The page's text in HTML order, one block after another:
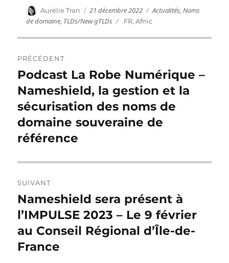
Auteur
Aurélie Tran Publié
le
21 décembre 2022 Catégories
Actualités,Noms
de domaine, TLDs/New gTLDs Étiquettes
.FR,Afnic
de
l’article
PRÉCÉDENT
Publication
précédente :
Podcast La Robe Numérique –
Nameshield, la gestion et la
sécurisation des noms de
domaine souveraine de
référence
SUIVANT
Publication
suivante :
Nameshield sera présent à
l’IMPULSE 2023 – Le 9 février
au Conseil Régional d’Île-de-
France